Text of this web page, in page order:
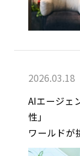
2026.03.18
AIエージェ
性」
ワールドが